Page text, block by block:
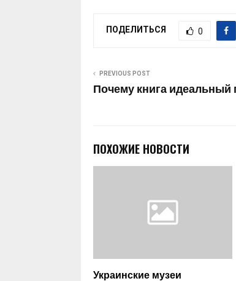
ПОДЕЛИТЬСЯ 0
PREVIOUS POST
Почему книга идеальный
ПОХОЖИЕ НОВОСТИ
Украинские музеи